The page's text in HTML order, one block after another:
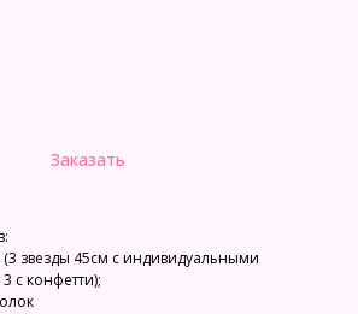
Заказать
звезды 45см с индивидуальными
с конфетти);